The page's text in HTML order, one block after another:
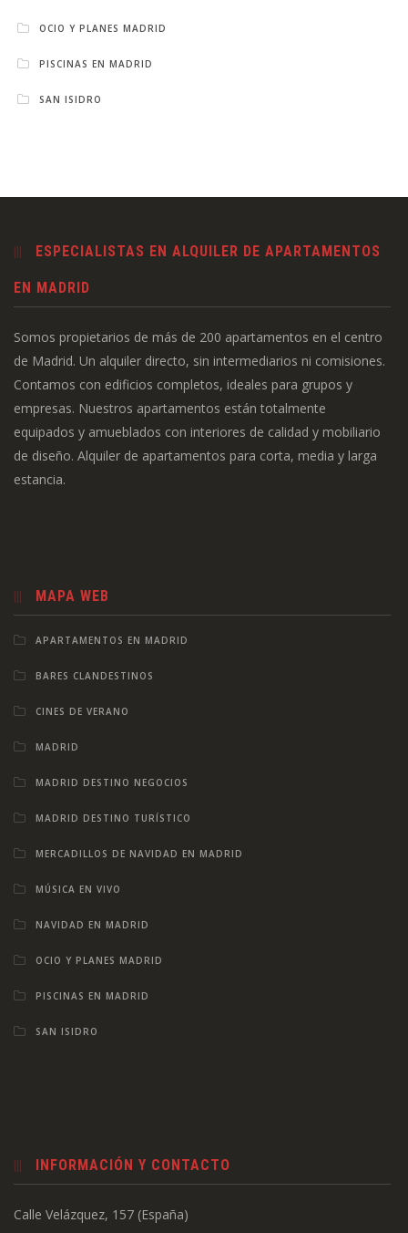
OCIO Y PLANES MADRID
PISCINAS EN MADRID
SAN ISIDRO
ESPECIALISTAS EN ALQUILER DE APARTAMENTOS
EN MADRID
Somos propietarios de más de 200 apartamentos en el centro
de Madrid. Un alquiler directo, sin intermediarios ni comisiones.
Contamos con edificios completos, ideales para grupos y
empresas. Nuestros apartamentos están totalmente
equipados y amueblados con interiores de calidad y mobiliario
de diseño. Alquiler de apartamentos para corta, media y larga
estancia.
MAPA WEB
APARTAMENTOS EN MADRID
BARES CLANDESTINOS
CINES DE VERANO
MADRID
MADRID DESTINO NEGOCIOS
MADRID DESTINO TURÍSTICO
MERCADILLOS DE NAVIDAD EN MADRID
MÚSICA EN VIVO
NAVIDAD EN MADRID
OCIO Y PLANES MADRID
PISCINAS EN MADRID
SAN ISIDRO
INFORMACIÓN Y CONTACTO
Calle Velázquez, 157 (España)